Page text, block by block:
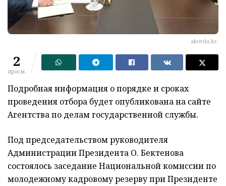
akorda.kz.
2
просм.
Подробная информация о порядке и сроках
проведения отбора будет опубликована на сайте
Агентства по делам государственной службы.
Под председательством руководителя
Администрации Президента О. Бектенова
состоялось заседание Национальной комиссии по
молодежному кадровому резерву при Президенте